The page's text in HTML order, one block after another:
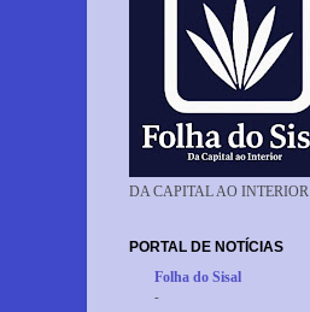
DA CAPITAL AO INTERIOR
PORTAL DE NOTÍCIAS
Folha do Sisal
-